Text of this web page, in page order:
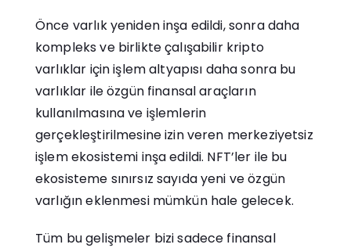
Önce varlık yeniden inşa edildi, sonra daha
kompleks ve birlikte çalışabilir kripto
varlıklar için işlem altyapısı daha sonra bu
varlıklar ile özgün finansal araçların
kullanılmasına ve işlemlerin
gerçekleştirilmesine izin veren merkeziyetsiz
işlem ekosistemi inşa edildi. NFT’ler ile bu
ekosisteme sınırsız sayıda yeni ve özgün
varlığın eklenmesi mümkün hale gelecek.
Tüm bu gelişmeler bizi sadece finansal